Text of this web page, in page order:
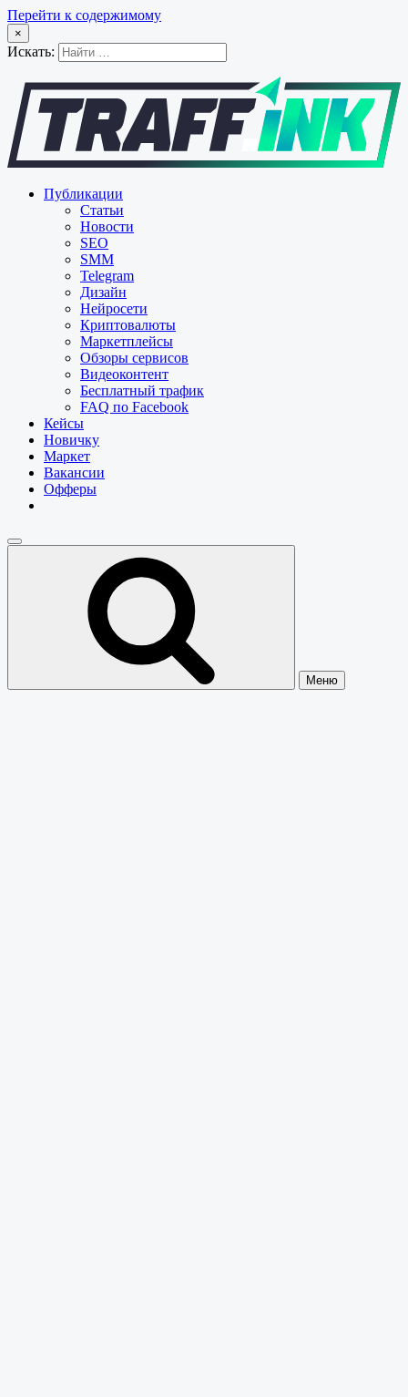
Перейти к содержимому
×
Искать:
Публикации
Статьи
Новости
SEO
SMM
Telegram
Дизайн
Нейросети
Криптовалюты
Маркетплейсы
Обзоры сервисов
Видеоконтент
Бесплатный трафик
FAQ по Facebook
Кейсы
Новичку
Маркет
Вакансии
Офферы
Меню